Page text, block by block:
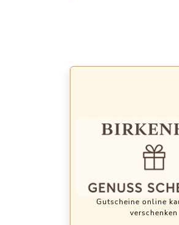
Gutscheine online
verschenken